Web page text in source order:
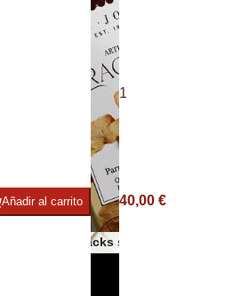
Otros snacks salados
Añadir al carrito
1
40,00 €